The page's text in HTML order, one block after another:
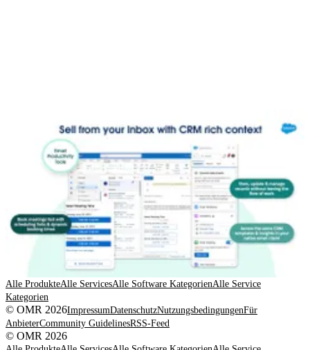
Alle ProdukteAlle ServicesAlle Software KategorienAlle Service
Kategorien
© OMR 2026ImpressumDatenschutzNutzungsbedingungenFür
AnbieterCommunity GuidelinesRSS-Feed
© OMR 2026